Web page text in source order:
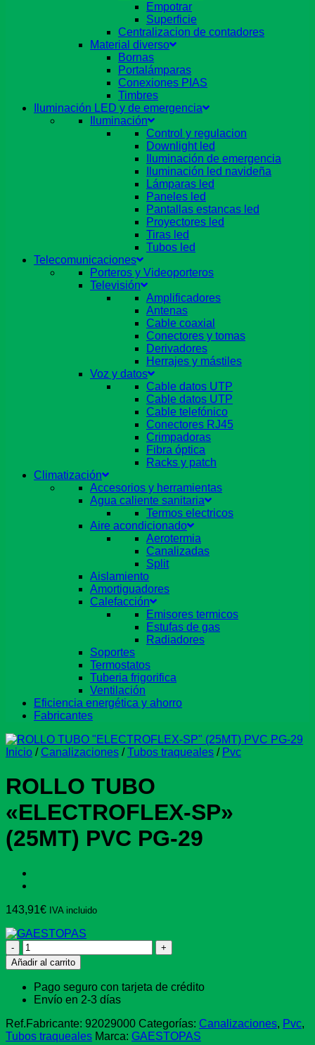
Empotrar
Superficie
Centralizacion de contadores
Material diverso
Bornas
Portalámparas
Conexiones PIAS
Timbres
Iluminación LED y de emergencia
Iluminación
Control y regulacion
Downlight led
Iluminación de emergencia
Iluminación led navideña
Lámparas led
Paneles led
Pantallas estancas led
Proyectores led
Tiras led
Tubos led
Telecomunicaciones
Porteros y Videoporteros
Televisión
Amplificadores
Antenas
Cable coaxial
Conectores y tomas
Derivadores
Herrajes y mástiles
Voz y datos
Cable datos UTP
Cable datos UTP
Cable telefónico
Conectores RJ45
Crimpadoras
Fibra óptica
Racks y patch
Climatización
Accesorios y herramientas
Agua caliente sanitaria
Termos electricos
Aire acondicionado
Aerotermia
Canalizadas
Split
Aislamiento
Amortiguadores
Calefacción
Emisores termicos
Estufas de gas
Radiadores
Soportes
Termostatos
Tuberia frigorifica
Ventilación
Eficiencia energética y ahorro
Fabricantes
Inicio / Canalizaciones / Tubos traqueales / Pvc
ROLLO TUBO
«ELECTROFLEX-SP»
(25MT) PVC PG-29
143,91€ IVA incluido
ROLLO
TUBO
"ELECTROFLEX-
SP"
(25MT)
PG-
29
Añadir al carrito
Pago seguro con tarjeta de crédito
Envío en 2-3 días
Ref.Fabricante: 92029000 Categorías: Canalizaciones, Pvc,
Tubos traqueales Marca: GAESTOPAS